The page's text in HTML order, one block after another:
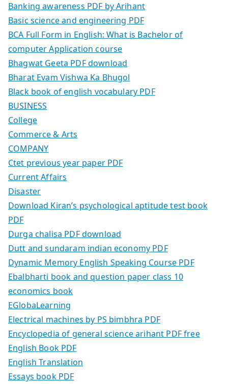
Banking awareness PDF by Arihant
Basic science and engineering PDF
BCA Full Form in English: What is Bachelor of
computer Application course
Bhagwat Geeta PDF download
Bharat Evam Vishwa Ka Bhugol
Black book of english vocabulary PDF
BUSINESS
College
Commerce & Arts
COMPANY
Ctet previous year paper PDF
Current Affairs
Disaster
Download Kiran’s psychological aptitude test book
PDF
Durga chalisa PDF download
Dutt and sundaram indian economy PDF
Dynamic Memory English Speaking Course PDF
Ebalbharti book and question paper class 10
economics book
EGlobaLearning
Electrical machines by PS bimbhra PDF
Encyclopedia of general science arihant PDF free
English Book PDF
English Translation
Essays book PDF